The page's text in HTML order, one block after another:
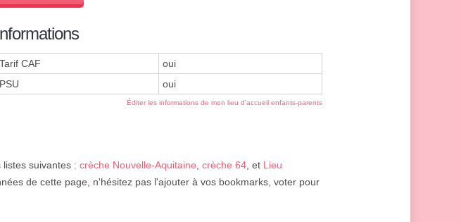
Tarif CAF
oui
PSU
oui
Éditer les informations de mon lieu d'accueil enfants-parents
suivantes : crèche Nouvelle-Aquitaine, crèche 64, et Lieu
de cette page, n'hésitez pas l'ajouter à vos bookmarks, voter pour